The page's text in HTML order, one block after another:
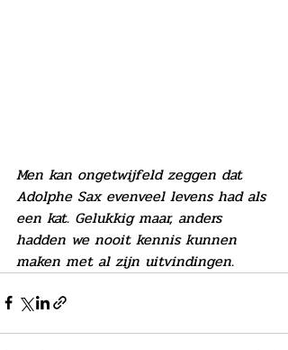
Men kan ongetwijfeld zeggen dat
Adolphe Sax evenveel levens had als
een kat. Gelukkig maar, anders
hadden we nooit kennis kunnen
maken met al zijn uitvindingen.